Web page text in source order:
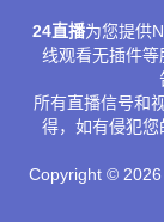
24直播为您提供
线观看无插件
所有直播信号和
得，如有侵犯
Copyright ©